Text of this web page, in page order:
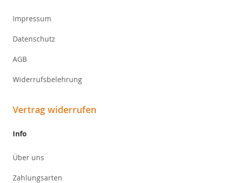
Impressum
Datenschutz
AGB
Widerrufsbelehrung
Vertrag widerrufen
Info
Über uns
Zahlungsarten